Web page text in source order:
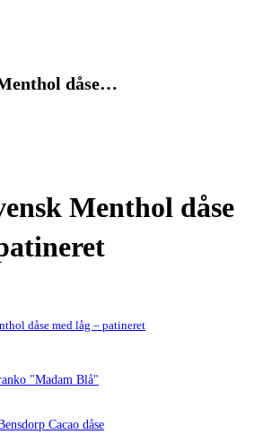
dåse…
Menthol dåse
dåse med låg – patineret